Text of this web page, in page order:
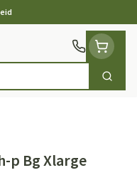
Zoek
p Bg Xlarge